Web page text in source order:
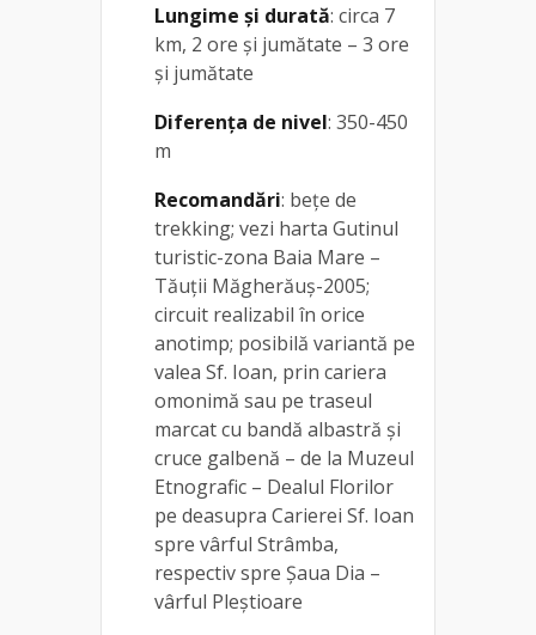
Lungime și durată: circa 7
km, 2 ore și jumătate – 3 ore
și jumătate
Diferența de nivel: 350-450
m
Recomandări: bețe de
trekking; vezi harta Gutinul
turistic-zona Baia Mare –
Tăuții Măgherăuș-2005;
circuit realizabil în orice
anotimp; posibilă variantă pe
valea Sf. Ioan, prin cariera
omonimă sau pe traseul
marcat cu bandă albastră și
cruce galbenă – de la Muzeul
Etnografic – Dealul Florilor
pe deasupra Carierei Sf. Ioan
spre vârful Strâmba,
respectiv spre Șaua Dia –
vârful Pleștioare